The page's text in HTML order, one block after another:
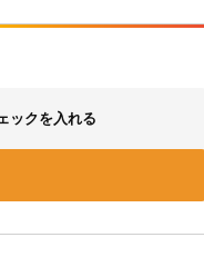
ックを入れる